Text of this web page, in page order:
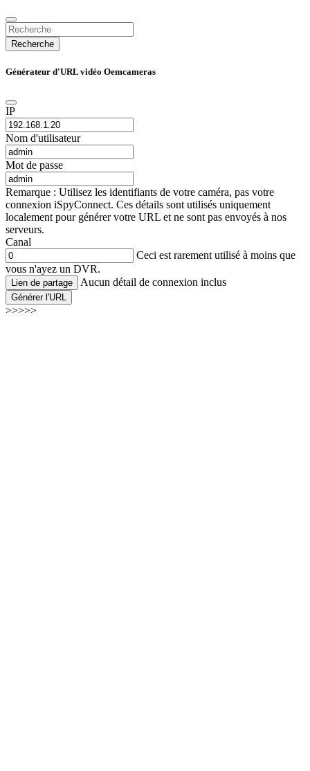
Recherche
Générateur d'URL vidéo Oemcameras
IP
Nom d'utilisateur
Mot de passe
Remarque : Utilisez les identifiants de votre caméra, pas votre
connexion iSpyConnect. Ces détails sont utilisés uniquement
localement pour générer votre URL et ne sont pas envoyés à nos
serveurs.
Canal
Ceci est rarement utilisé à moins que
vous n'ayez un DVR.
Lien de partage Aucun détail de connexion inclus
Générer l'URL
>>>>>